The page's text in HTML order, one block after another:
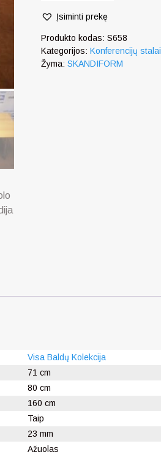
Įsiminti prekę
Produkto kodas:S658
Kategorijos:Konferencijų stalai
Žyma:SKANDIFORM
Visa Baldų Kolekcija
71 cm
80 cm
160 cm
Taip
23 mm
Ąžuolas